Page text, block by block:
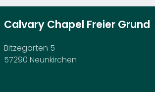
Calvary Chapel Freier Grund
Bitzegarten 5
57290 Neunkirchen